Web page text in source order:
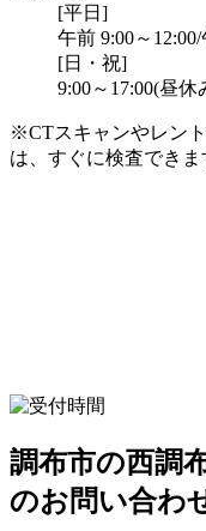
[平日]
午前 9:00～
[日・祝]
9:00～17:00(昼休
※CTスキャンやレン
は、すぐに検査できま
調布市の西調
のお問い合わ